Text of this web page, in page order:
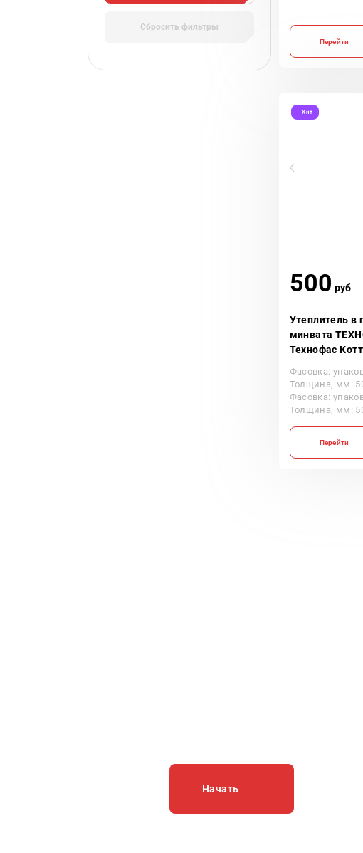
Сбросить фильтры
Перейти
Хит
500 руб
Утеплитель в
минвата
Технофас
Фасовка:
Толщина, мм:
Фасовка:
Толщина, мм:
Перейти
Начать